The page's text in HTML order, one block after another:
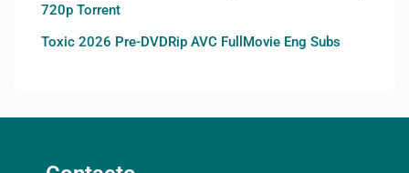
720p Torrent
Toxic 2026 Pre-DVDRip AVC FullMovie Eng Subs